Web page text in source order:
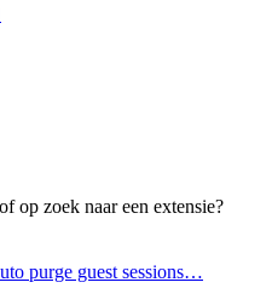
op zoek naar een extensie?
purge guest sessions…